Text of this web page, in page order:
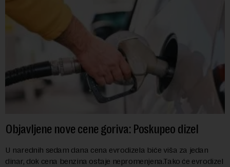
Objavljene nove cene goriva: Poskupeo dizel
U narednih sedam dana cena evrodizela biće viša za jedan
dinar, dok cena benzina ostaje nepromenjena.Tako će evrodizel